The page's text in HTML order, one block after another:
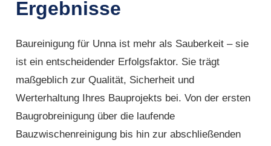
Ergebnisse
Baureinigung für Unna ist mehr als Sauberkeit – sie
ist ein entscheidender Erfolgsfaktor. Sie trägt
maßgeblich zur Qualität, Sicherheit und
Werterhaltung Ihres Bauprojekts bei. Von der ersten
Baugrobreinigung über die laufende
Bauzwischenreinigung bis hin zur abschließenden